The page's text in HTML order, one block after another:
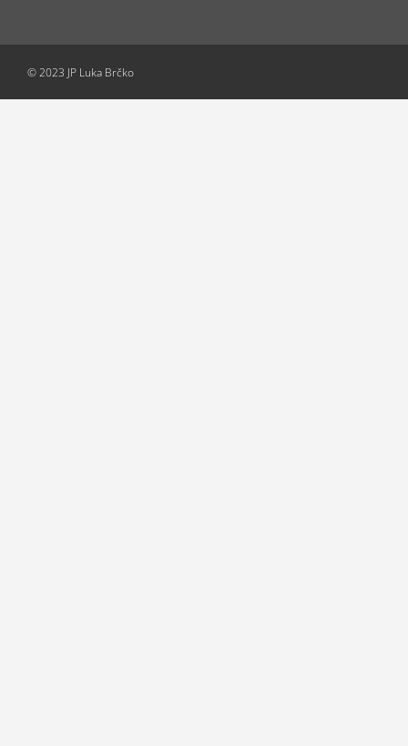
© 2023 JP Luka Brčko